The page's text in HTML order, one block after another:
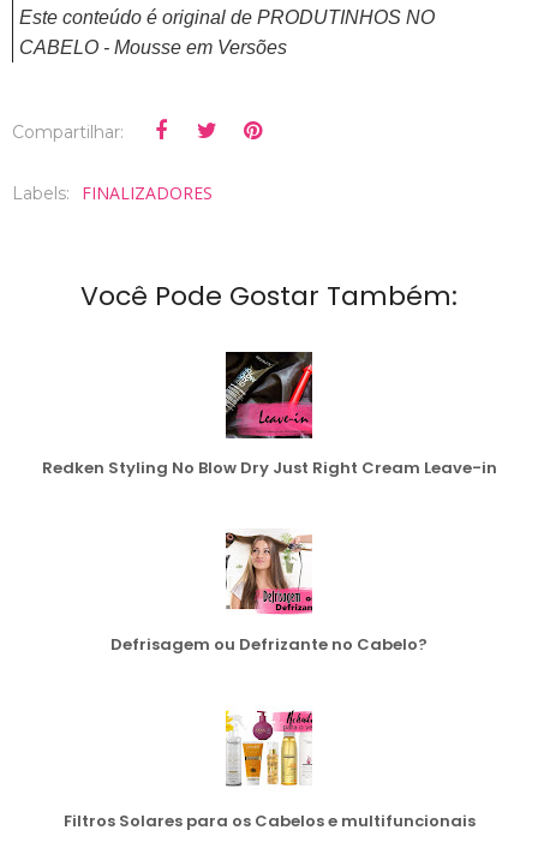
Este conteúdo é original de PRODUTINHOS NO
CABELO - Mousse em Versões
Compartilhar:
Labels: FINALIZADORES
Você Pode Gostar Também:
Redken Styling No Blow Dry Just Right Cream Leave-in
Defrisagem ou Defrizante no Cabelo?
Filtros Solares para os Cabelos e multifuncionais